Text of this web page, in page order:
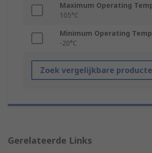
Maximum Operating
105°C
Minimum Operating
-20°C
Zoek vergelijkbare
Gerelateerde Links